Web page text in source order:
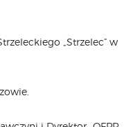
„Strzelec” w